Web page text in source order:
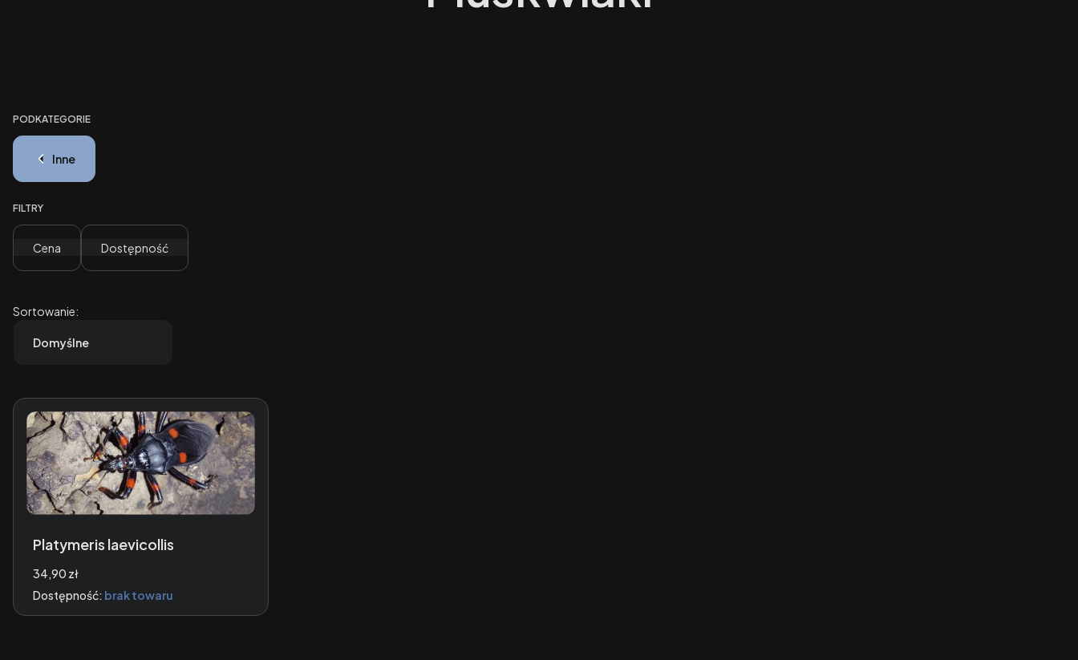
PODKATEGORIE
Inne
FILTRY
Cena Dostępność
Lista produktów
Sortowanie:
Domyślne
Platymeris laevicollis
Cena
34,90 zł
Dostępność: brak towaru